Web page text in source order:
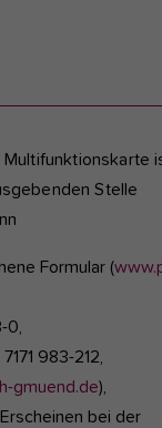
Stelle
Formular (
0,
983-212,
gmuend.de),
bei der